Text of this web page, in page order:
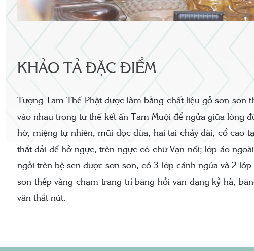
KHẢO TẢ ĐẶC ĐIỂM
Tượng Tam Thế Phật được làm bằng chất liệu gỗ sơn son
vào nhau trong tư thế kết ấn Tam Muội để ngửa giữa lòng
hờ, miệng tự nhiên, mũi dọc dừa, hai tai chảy dài, cổ cao
thắt dải để hở ngực, trên ngực có chữ Vạn nổi; lớp áo
ngồi trên bệ sen được sơn son, có 3 lớp cánh ngửa và 2
son thếp vàng chạm trang trí băng hồi văn dạng kỷ hà,
văn thắt nút.